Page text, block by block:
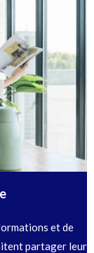
et de
partager leur